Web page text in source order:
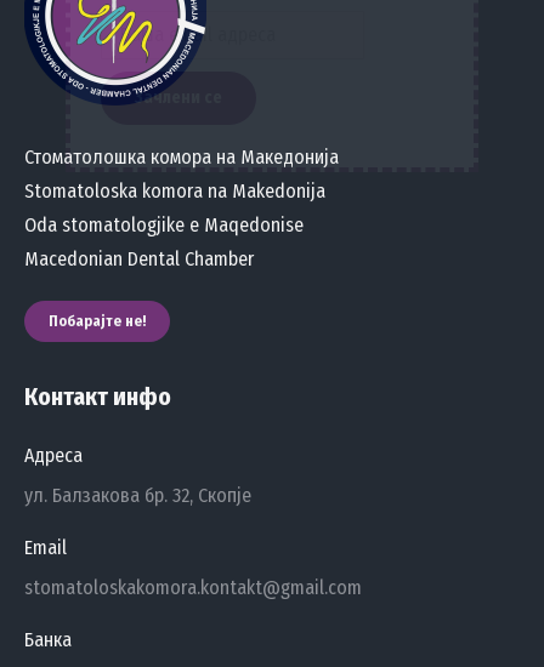
Стоматолошка комора на Македонија
Stomatoloska komora na Makedonija
Oda stomatologjike e Maqedonise
Macedonian Dental Chamber
Побарајте не!
Контакт инфо
Адреса
ул. Балзакова бр. 32, Скопје
Email
stomatoloskakomora.kontakt@gmail.com
Банка